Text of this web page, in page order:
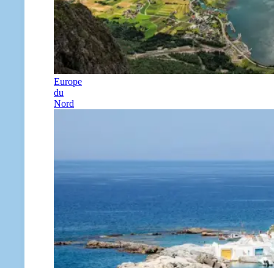
Europe
du
Nord